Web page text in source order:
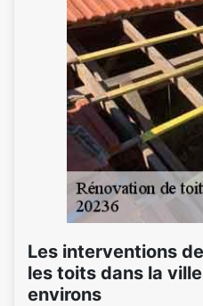
Les interventions
les toits dans la
environs